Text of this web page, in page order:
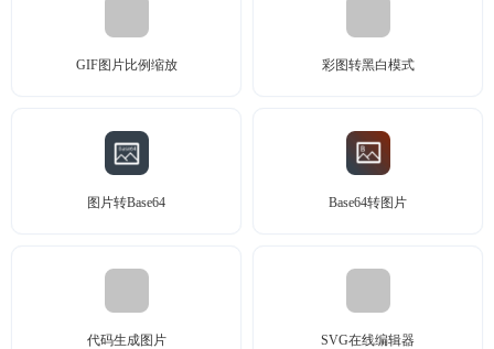
GIF图片比例缩放 彩图转黑白模式
图片转Base64 Base64转图片
代码生成图片 SVG在线编辑器